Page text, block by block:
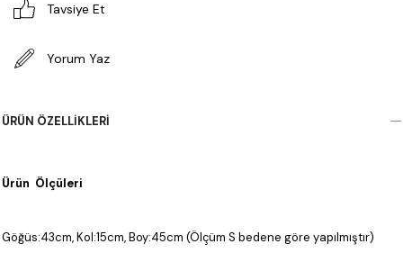
Tavsiye Et
Yorum Yaz
ÜRÜN ÖZELLIKLERI
Ürün Ölçüleri
Göğüs:43cm, Kol:15cm, Boy:45cm (Ölçüm S bedene göre yapılmıştır)